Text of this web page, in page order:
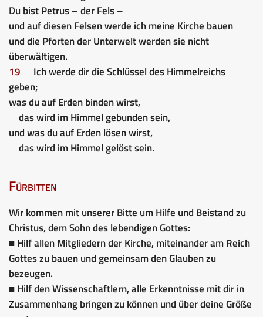
Du bist Petrus – der Fels –
und auf diesen Felsen werde ich meine Kirche bauen
und die Pforten der Unterwelt werden sie nicht
überwältigen.
19
Ich werde dir die Schlüssel des Himmelreichs
geben;
was du auf Erden binden wirst,
das wird im Himmel gebunden sein,
und was du auf Erden lösen wirst,
das wird im Himmel gelöst sein.
Fürbitten
Wir kommen mit unserer Bitte um Hilfe und Beistand zu
Christus, dem Sohn des lebendigen Gottes:
■ Hilf allen Mitgliedern der Kirche, miteinander am Reich
Gottes zu bauen und gemeinsam den Glauben zu
bezeugen.
■ Hilf den Wissenschaftlern, alle Erkenntnisse mit dir in
Zusammenhang bringen zu können und über deine Größe